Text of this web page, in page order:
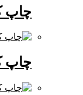
چاپ کاغذ
چاپ کاغذ کادو